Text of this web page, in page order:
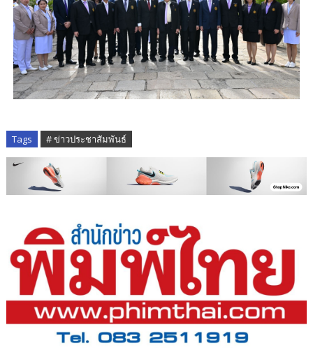
Tags # ข่าวประชาสัมพันธ์